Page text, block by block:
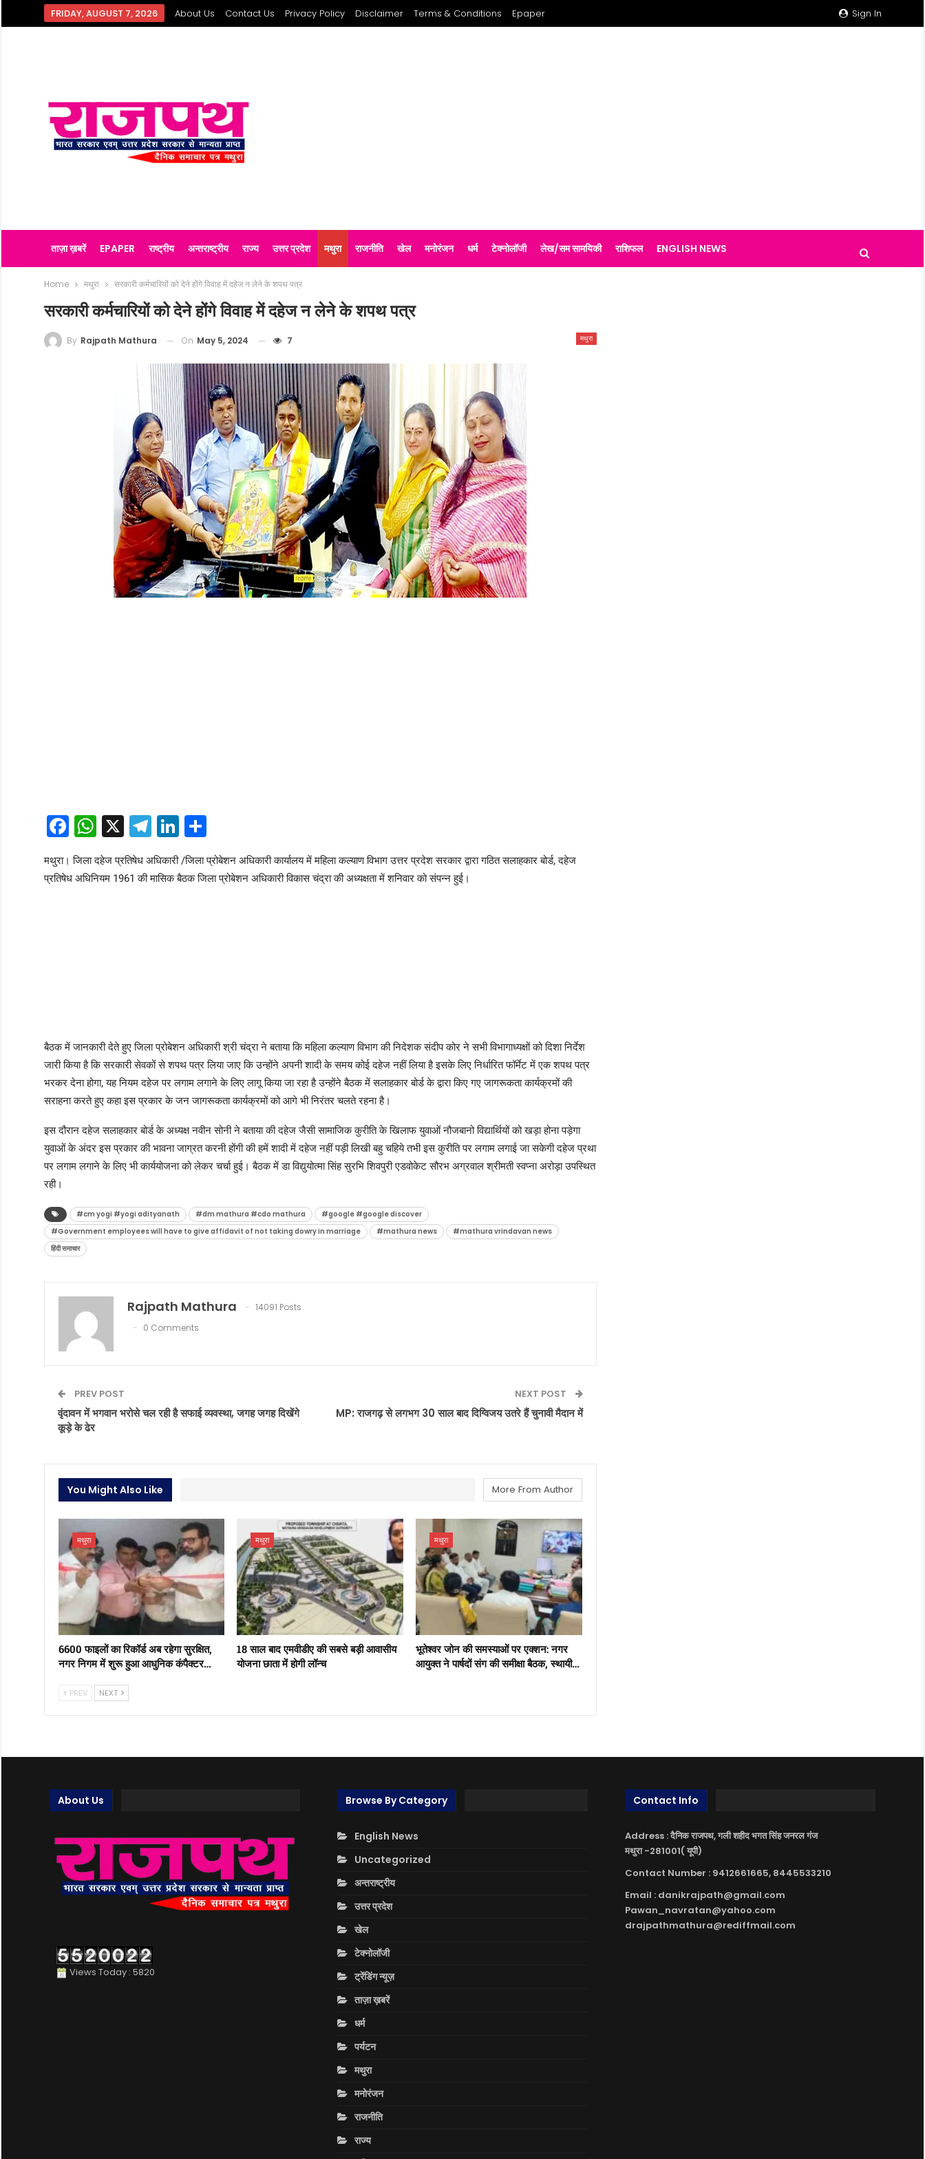
Sign In
FRIDAY, AUGUST 7, 2026 About Us Contact Us Privacy Policy Disclaimer Terms & Conditions Epaper
ताज़ा ख़बरें EPAPER राष्ट्रीय अन्तराष्ट्रीय राज्य उत्तर प्रदेश मथुरा राजनीति खेल मनोरंजन धर्म टेक्नोलॉजी लेख/सम सामयिकी राशिफल ENGLISH NEWS
Home मथुरा सरकारी कर्मचारियों को देने होंगे विवाह में दहेज न लेने के शपथ पत्र
सरकारी कर्मचारियों को देने होंगे विवाह में दहेज न लेने के शपथ पत्र
मथुरा
By Rajpath Mathura On May 5, 2024 7
Facebook
WhatsApp
X Telegram
LinkedIn
Share
मथुरा। जिला दहेज प्रतिषेध अधिकारी /जिला प्रोबेशन अधिकारी कार्यालय में महिला कल्याण विभाग उत्तर प्रदेश सरकार द्वारा गठित सलाहकार बोर्ड, दहेज
प्रतिषेध अधिनियम 1961 की मासिक बैठक जिला प्रोबेशन अधिकारी विकास चंद्रा की अध्यक्षता में शनिवार को संपन्न हुई।
बैठक में जानकारी देते हुए जिला प्रोबेशन अधिकारी श्री चंद्रा ने बताया कि महिला कल्याण विभाग की निदेशक संदीप कोर ने सभी विभागाध्यक्षों को दिशा निर्देश
जारी किया है कि सरकारी सेवकों से शपथ पत्र लिया जाए कि उन्होंने अपनी शादी के समय कोई दहेज नहीं लिया है इसके लिए निर्धारित फॉर्मेट में एक शपथ पत्र
भरकर देना होगा, यह नियम दहेज पर लगाम लगाने के लिए लागू किया जा रहा है उन्होंने बैठक में सलाहकार बोर्ड के द्वारा किए गए जागरूकता कार्यक्रमों की
सराहना करते हुए कहा इस प्रकार के जन जागरूकता कार्यक्रमों को आगे भी निरंतर चलते रहना है।
इस दौरान दहेज सलाहकार बोर्ड के अध्यक्ष नवीन सोनी ने बताया की दहेज जैसी सामाजिक कुरीति के खिलाफ युवाओं नौजबानो विद्यार्थियों को खड़ा होना पड़ेगा
युवाओं के अंदर इस प्रकार की भावना जाग्रत करनी होंगी की हमें शादी में दहेज नहीं पड़ी लिखी बहु चहिये तभी इस कुरीति पर लगाम लगाई जा सकेगी दहेज प्रथा
पर लगाम लगाने के लिए भी कार्ययोजना को लेकर चर्चा हुई। बैठक में डा विद्युयोत्मा सिंह सुरभि शिवपुरी एडवोकेट सौरभ अग्रवाल श्रीमती स्वप्ना अरोड़ा उपस्थित
रही।
#cm yogi #yogi adityanath #dm mathura #cdo mathura
#google #google discover
#Government employees will have to give affidavit of not taking dowry in marriage
#mathura news
#mathura vrindavan news
हिंदी समाचार
Rajpath Mathura
14091 Posts
0 Comments
PREV POST
वृंदावन में भगवान भरोसे चल रही है सफाई व्यवस्था, जगह जगह दिखेंगे
कूड़े के ढेर
NEXT POST
MP: राजगढ़ से लगभग 30 साल बाद दिग्विजय उतरे हैं चुनावी मैदान में
You Might Also Like More From Author
मथुरा
6600 फाइलों का रिकॉर्ड अब रहेगा सुरक्षित,
नगर निगम में शुरू हुआ आधुनिक कंपैक्टर…
मथुरा
18 साल बाद एमवीडीए की सबसे बड़ी आवासीय
योजना छाता में होगी लॉन्च
मथुरा
भूतेश्वर जोन की समस्याओं पर एक्शन: नगर
आयुक्त ने पार्षदों संग की समीक्षा बैठक, स्थायी…
PREV NEXT
About Us
Views Today : 5820
Browse By Category
English News
Uncategorized
अन्तराष्ट्रीय
उत्तर प्रदेश
खेल
टेक्नोलॉजी
ट्रेंडिंग न्यूज़
ताज़ा ख़बरें
धर्म
पर्यटन
मथुरा
मनोरंजन
राजनीति
राज्य
Contact Info
Address : दैनिक राजपथ, गली शहीद भगत सिंह जनरल गंज
मथुरा -281001( यूपी)
Contact Number : 9412661665, 8445533210
Email : danikrajpath@gmail.com
Pawan_navratan@yahoo.com
drajpathmathura@rediffmail.com